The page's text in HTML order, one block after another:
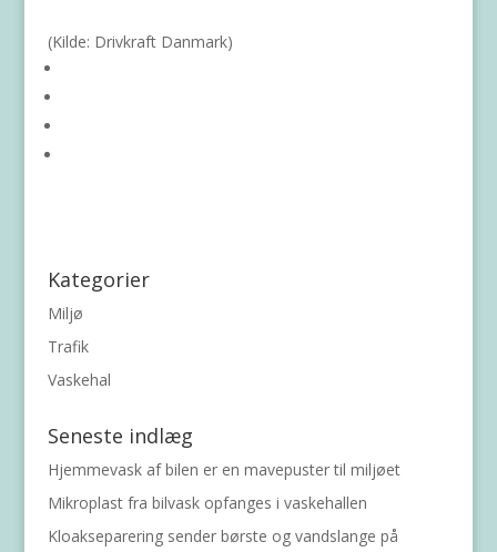
(Kilde: Drivkraft Danmark)
Kategorier
Miljø
Trafik
Vaskehal
Seneste indlæg
Hjemmevask af bilen er en mavepuster til miljøet
Mikroplast fra bilvask opfanges i vaskehallen
Kloakseparering sender børste og vandslange på